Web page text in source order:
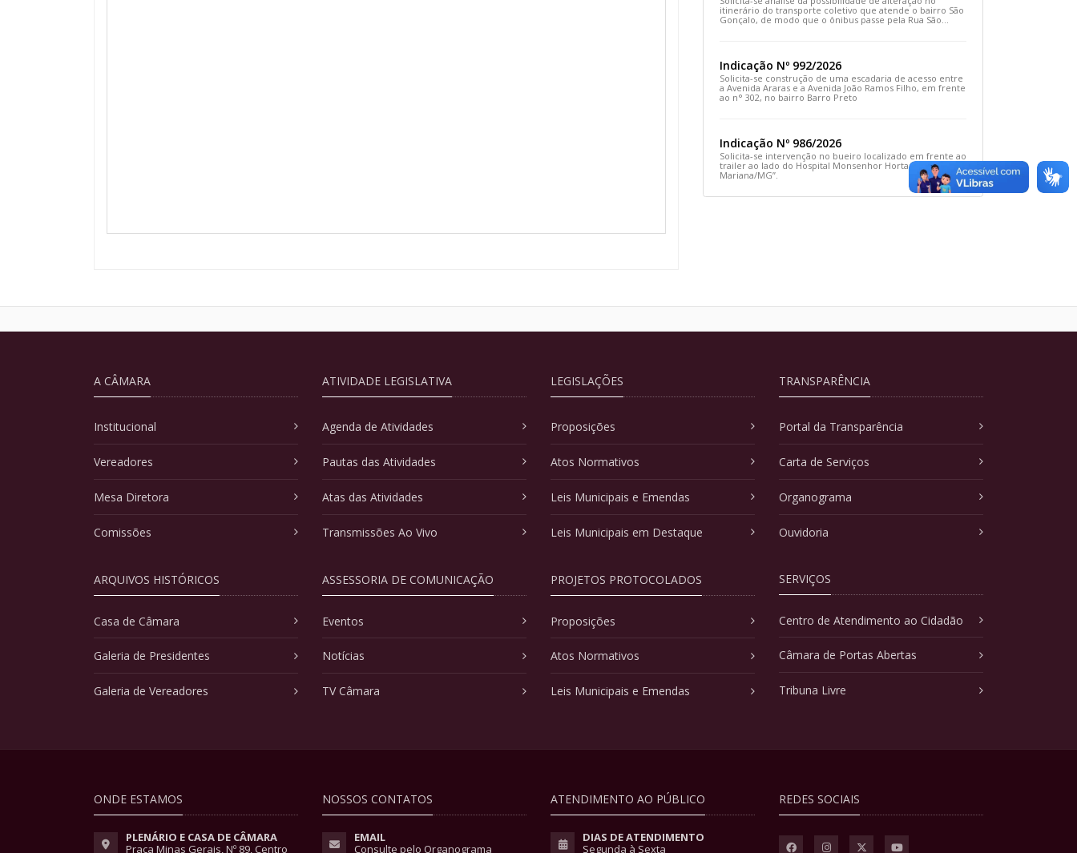
itinerário do transporte coletivo que atende o bairro São
Gonçalo, de modo que o ônibus passe pela Rua São
Indicação Nº 992/2026
Solicita-se construção de uma escadaria de acesso entre
a Avenida Araras e a Avenida João Ramos Filho, em frente
ao n° 302, no bairro Barro Preto
Indicação Nº 986/2026
Solicita-se intervenção no bueiro localizado em frente ao
trailer ao lado do Hospital Monsenhor Horta, em
Mariana/MG”.
A CÂMARA
Institucional
Vereadores
Mesa Diretora
Comissões
ARQUIVOS HISTÓRICOS
Casa de Câmara
Galeria de Presidentes
Galeria de Vereadores
ATIVIDADE LEGISLATIVA
Agenda de Atividades
Pautas das Atividades
Atas das Atividades
Transmissões Ao Vivo
ASSESSORIA DE COMUNICAÇÃO
Eventos
Notícias
TV Câmara
LEGISLAÇÕES
Proposições
Atos Normativos
Leis Municipais e Emendas
Leis Municipais em Destaque
PROJETOS PROTOCOLADOS
Proposições
Atos Normativos
Leis Municipais e Emendas
TRANSPARÊNCIA
Portal da Transparência
Carta de Serviços
Organograma
Ouvidoria
SERVIÇOS
Centro de Atendimento ao Cidadão
Câmara de Portas Abertas
Tribuna Livre
ONDE ESTAMOS
PLENÁRIO E CASA DE CÂMARA
Praça Minas Gerais, Nº 89, Centro
NOSSOS CONTATOS
EMAIL
Consulte pelo Organograma
ATENDIMENTO AO PÚBLICO
DIAS DE ATENDIMENTO
Segunda à Sexta
REDES SOCIAIS